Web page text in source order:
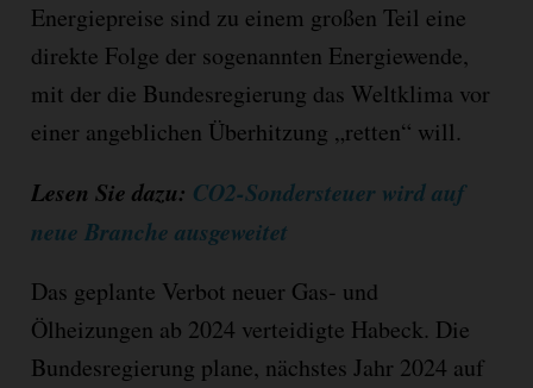
Energiepreise sind zu einem großen Teil eine
direkte Folge der sogenannten Energiewende,
mit der die Bundesregierung das Weltklima vor
einer angeblichen Überhitzung „retten“ will.
Lesen Sie dazu: CO2-Sondersteuer wird auf
neue Branche ausgeweitet
Das geplante Verbot neuer Gas- und
Ölheizungen ab 2024 verteidigte Habeck. Die
Bundesregierung plane, nächstes Jahr 2024 auf